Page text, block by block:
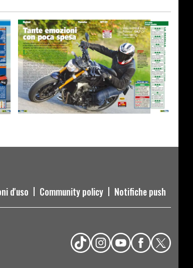
d'uso Community policy Notifiche push